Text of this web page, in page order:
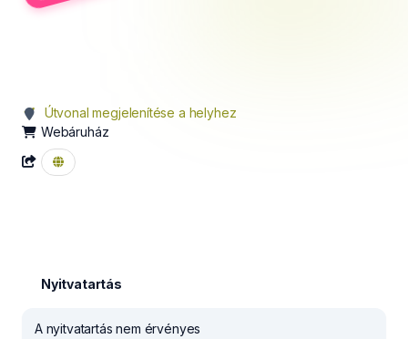
Útvonal megjelenítése a helyhez
Webáruház
Nyitvatartás
A nyitvatartás nem érvényes